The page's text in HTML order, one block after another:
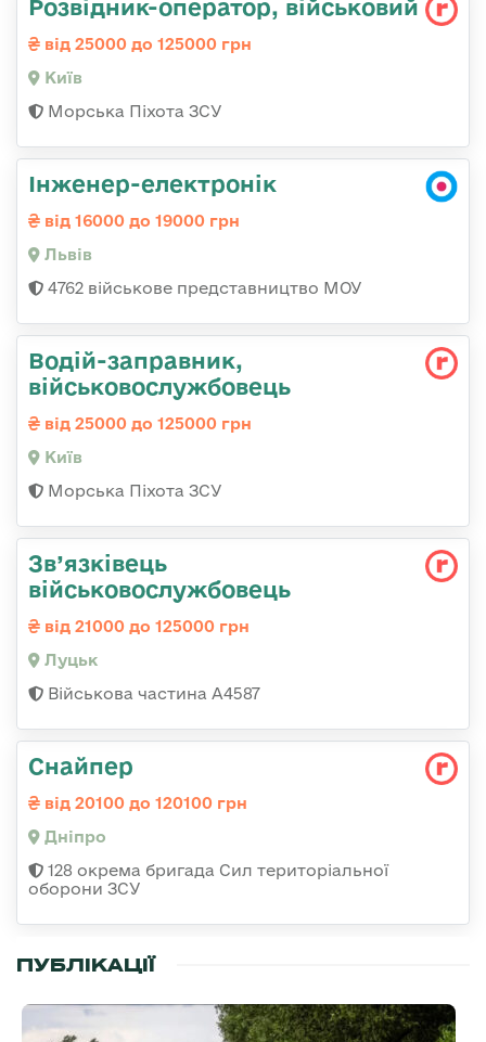
Розвідник-опеpатоp, військовий
від 25000 до 125000 грн
Київ
Морська Піхота ЗСУ
Інженер-електронік
від 16000 до 19000 грн
Львів
4762 військове представництво МОУ
Водій-заправник,
військовослужбовець
від 25000 до 125000 грн
Київ
Морська Піхота ЗСУ
Зв’язківець
військовослужбовець
від 21000 до 125000 грн
Луцьк
Військова частина А4587
Снайпер
від 20100 до 120100 грн
Дніпро
128 окрема бригада Сил територіальної
оборони ЗСУ
ПУБЛІКАЦІЇ